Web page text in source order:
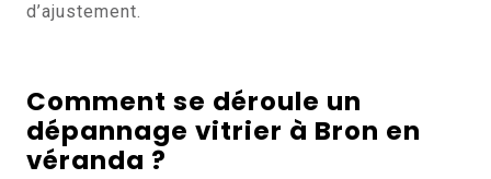
d’ajustement.
Comment se déroule un
dépannage vitrier à Bron en
véranda ?